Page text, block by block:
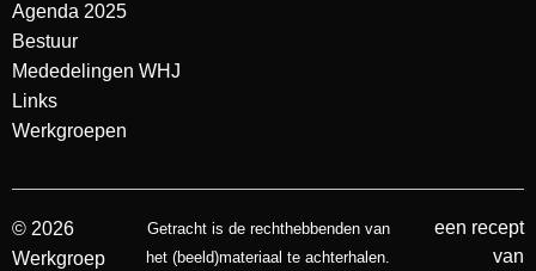
Agenda 2025
Bestuur
Mededelingen WHJ
Links
Werkgroepen
© 2026
Werkgroep
Getracht is de rechthebbenden van
het (beeld)materiaal te achterhalen.
een recept
van